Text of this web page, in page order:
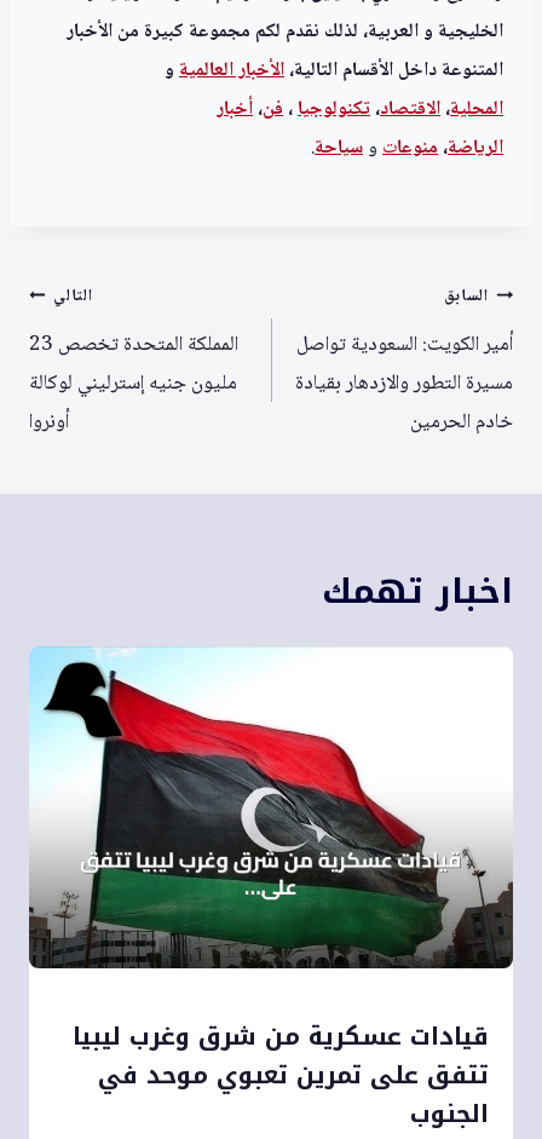
الخليجية و العربية، لذلك نقدم لكم مجموعة كبيرة من الأخبار
المتنوعة داخل الأقسام التالية،الأخبار العالميةو
المحلية،الاقتصاد،تكنولوجيا،فن،أخبار
الرياضة،منوعاتوسياحة.
تصفّح
المقالات
السابق
أمير الكويت: السعودية تواصل
مسيرة التطور والازدهار بقيادة
خادم الحرمين
التالي
المملكة المتحدة تخصص 23
مليون جنيه إسترليني لوكالة
أونروا
اخبار تهمك
قيادات عسكرية من شرق وغرب ليبيا
تتفق على تمرين تعبوي موحد في
الجنوب